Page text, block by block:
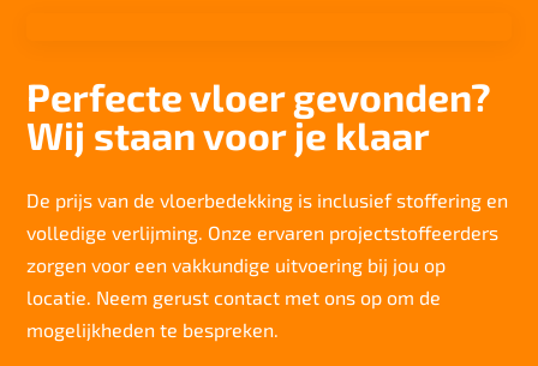
Totaal gwicht
3.914 gr/m2
>6
Slijtvastheid NF EN 1307
klasse 33 LC 1+ Rolstoel A
Geluidsisolatie
23 dB
Perfecte vloer gevonden?
Wij staan voor je klaar
De prijs van de vloerbedekking is inclusief stoffering en
volledige verlijming. Onze ervaren projectstoffeerders
zorgen voor een vakkundige uitvoering bij jou op
locatie. Neem gerust contact met ons op om de
mogelijkheden te bespreken.